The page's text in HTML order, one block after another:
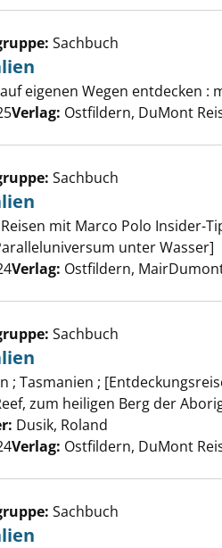
von Australien anzeigen
Sachbuch
eigenen Wegen entdecken :
diesem Verfasser
Verlag: Ostfildern, DuMont
von Australien anzeigen
Sachbuch
mit Marco Polo Insider-
unter Wasser]
diesem Verfasser
Verlag: Ostfildern,
von Australien anzeigen
Sachbuch
; Tasmanien ;
zum heiligen Berg der
Dusik, Roland
Verlag: Ostfildern, DuMont
Sachbuch